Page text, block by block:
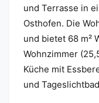
und Terrasse in
Osthofen. Die
und bietet 68 m²
Wohnzimmer
Küche mit
und